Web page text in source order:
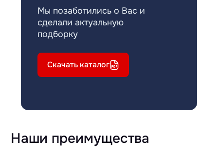
Мы позаботились о Вас и
сделали актуальную
подборку
Скачать каталог
Наши преимущества